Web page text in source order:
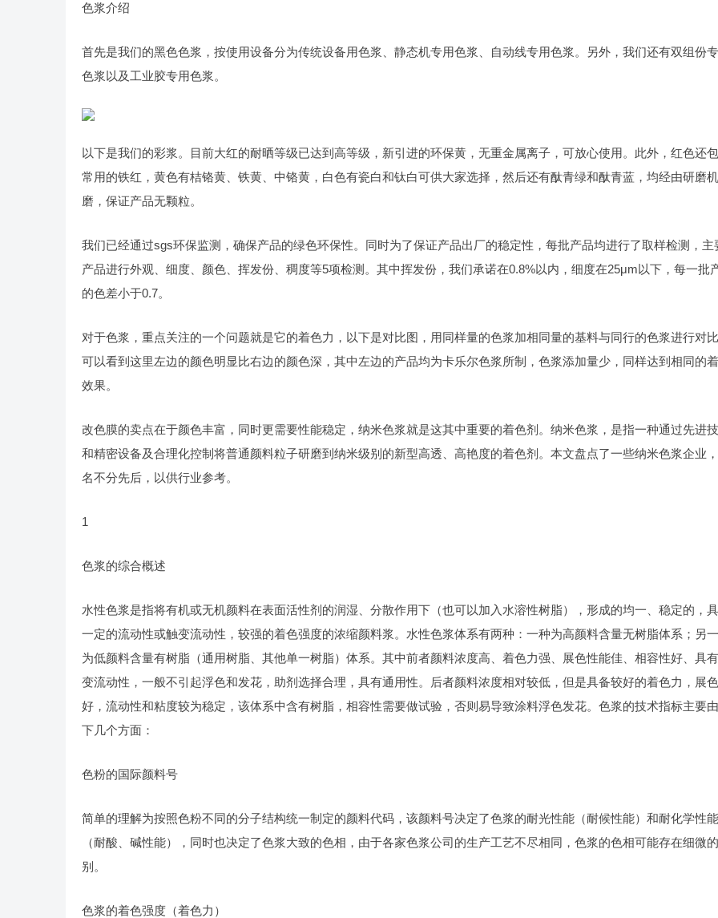
色浆介绍
首先是我们的黑色色浆，按使用设备分为传统设备用色浆、静态机专用色浆、自动线专用色浆。另外，我们还有双组份
色浆以及工业胶专用色浆。
以下是我们的彩浆。目前大红的耐晒等级已达到高等级，新引进的环保黄，无重金属离子，可放心使用。此外，红色还
常用的铁红，黄色有桔铬黄、铁黄、中铬黄，白色有瓷白和钛白可供大家选择，然后还有酞青绿和酞青蓝，均经由研磨
磨，保证产品无颗粒。
我们已经通过sgs环保监测，确保产品的绿色环保性。同时为了保证产品出厂的稳定性，每批产品均进行了取样检测，主
产品进行外观、细度、颜色、挥发份、稠度等5项检测。其中挥发份，我们承诺在0.8%以内，细度在25μm以下，每一批
的色差小于0.7。
对于色浆，重点关注的一个问题就是它的着色力，以下是对比图，用同样量的色浆加相同量的基料与同行的色浆进行对
可以看到这里左边的颜色明显比右边的颜色深，其中左边的产品均为卡乐尔色浆所制，色浆添加量少，同样达到相同的
效果。
改色膜的卖点在于颜色丰富，同时更需要性能稳定，纳米色浆就是这其中重要的着色剂。纳米色浆，是指一种通过先进
和精密设备及合理化控制将普通颜料粒子研磨到纳米级别的新型高透、高艳度的着色剂。本文盘点了一些纳米色浆企业
名不分先后，以供行业参考。
1
色浆的综合概述
水性色浆是指将有机或无机颜料在表面活性剂的润湿、分散作用下（也可以加入水溶性树脂），形成的均一、稳定的，
一定的流动性或触变流动性，较强的着色强度的浓缩颜料浆。水性色浆体系有两种：一种为高颜料含量无树脂体系；另
为低颜料含量有树脂（通用树脂、其他单一树脂）体系。其中前者颜料浓度高、着色力强、展色性能佳、相容性好、具
变流动性，一般不引起浮色和发花，助剂选择合理，具有通用性。后者颜料浓度相对较低，但是具备较好的着色力，展
好，流动性和粘度较为稳定，该体系中含有树脂，相容性需要做试验，否则易导致涂料浮色发花。色浆的技术指标主要
下几个方面：
色粉的国际颜料号
简单的理解为按照色粉不同的分子结构统一制定的颜料代码，该颜料号决定了色浆的耐光性能（耐候性能）和耐化学性能
（耐酸、碱性能），同时也决定了色浆大致的色相，由于各家色浆公司的生产工艺不尽相同，色浆的色相可能存在细微
别。
色浆的着色强度（着色力）